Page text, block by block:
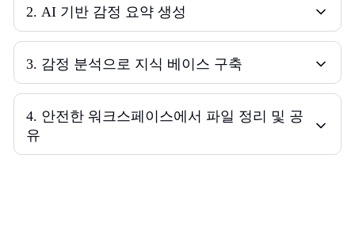
2. AI 기반 감정 요약 생성
3. 감정 분석으로 지식 베이스 구축
4. 안전한 워크스페이스에서 파일 정리 및 공
유